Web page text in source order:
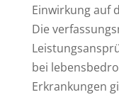
Einwirkung auf
Die
bei
Erkrankungen